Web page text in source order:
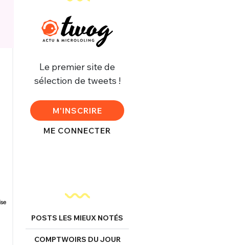
Le premier site de
sélection de tweets !
M'INSCRIRE
ME CONNECTER
POSTS LES MIEUX NOTÉS
COMPTWOIRS DU JOUR